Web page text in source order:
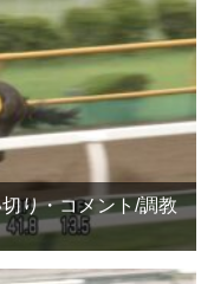
り・コメント/調教